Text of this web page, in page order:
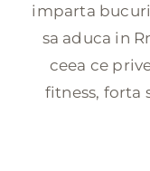
imparta
sa aduca in
ceea ce
fitness, forta